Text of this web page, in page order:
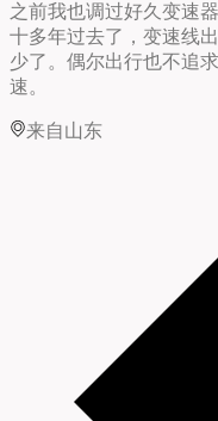
之前我也调过好久变速
十多年过去了，变速线
少了。偶尔出行也不追
速。
来自山东